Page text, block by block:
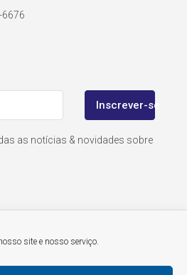
site e nosso serviço.
6676
Inscrever-se
as notícias & novidades sobre